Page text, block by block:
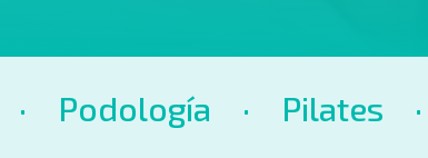
· Podología · Pilates